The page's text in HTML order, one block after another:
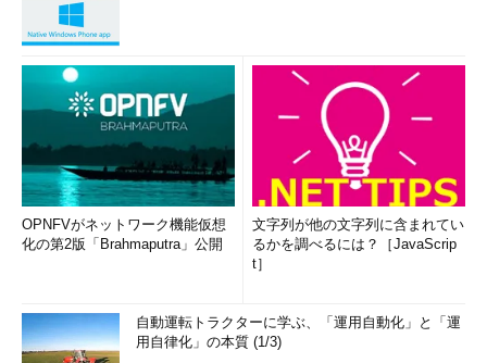
問題1
シノニムを作成することが有効なものを2つ選択しなさい。
a．検索パフォーマンスを向上させたい場合
b．表名が複雑な場合
c．権限を与えたくない場合
d．ほかのスキーマのオブジェクトにアクセスする場合
OPNFVがネットワーク機能仮想
化の第2版「Brahmaputra」公開
文字列が他の文字列に含まれてい
るかを調べるには？［JavaScrip
t］
自動運転トラクターに学ぶ、「運用自動化」と「運
用自律化」の本質 (1/3)